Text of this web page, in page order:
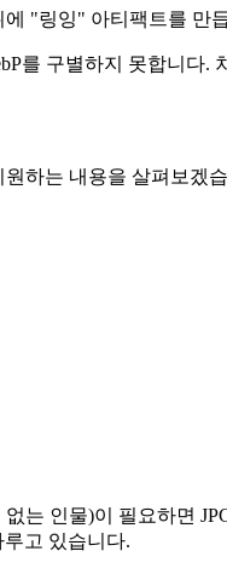
"링잉" 아티팩트를 만
를 구별하지 못합니
원하는 내용을 살펴보겠
는 인물)이 필요하면
고 있습니다.